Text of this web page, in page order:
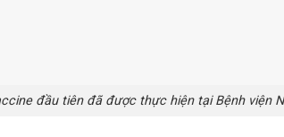
đầu tiên đã được thực hiện tại Bệnh viện